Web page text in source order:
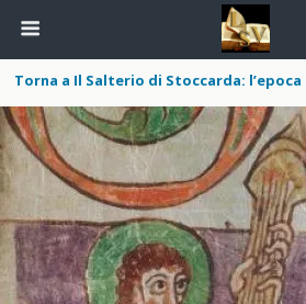
Torna a Il Salterio di Stoccarda: